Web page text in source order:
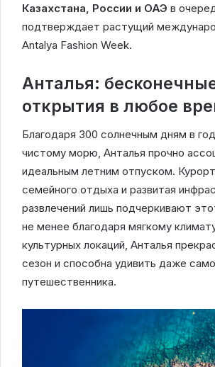
Казахстана, России и ОАЭ в
подтверждает растущий
Antalya Fashion Week.
Анталья:
открытия в любое
Благодаря 300 солнечным дням в
чистому морю, Анталья прочно
идеальным летним отпуском.
семейного отдыха и развитая
развлечений лишь подчеркивают
не менее благодаря мягкому
культурных локаций, Анталья
сезон и способна удивить даже
путешественника.